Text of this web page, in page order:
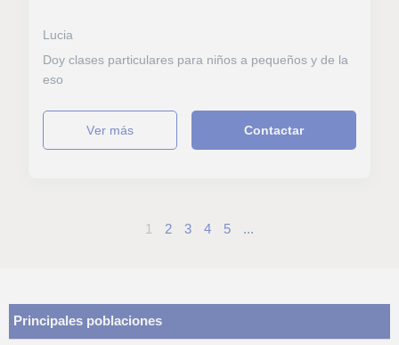
Lucia
Doy clases particulares para niños a pequeños y de la
eso
ver más Contactar
1 2 3 4 5 ...
Principales poblaciones